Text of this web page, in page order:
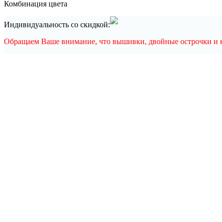
Комбинация цвета
Индивидуальность со скидкой:
Обращаем Ваше внимание, что вышивки, двойные острочки и